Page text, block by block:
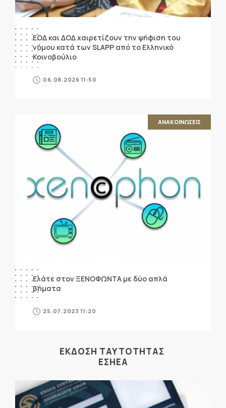
ΕΟΔ και ΔΟΔ χαιρετίζουν την ψήφιση του
νόμου κατά των SLAPP από το Ελληνικό
Κοινοβούλιο
06.08.2026 11:50
ΑΝΑΚΟΙΝΩΣΕΙΣ
Ελάτε στον ΞΕΝΟΦΩΝΤΑ με δύο απλά
βήματα
25.07.2023 11:20
ΕΚΔΟΣΗ ΤΑΥΤΟΤΗΤΑΣ
ΕΣΗΕΑ